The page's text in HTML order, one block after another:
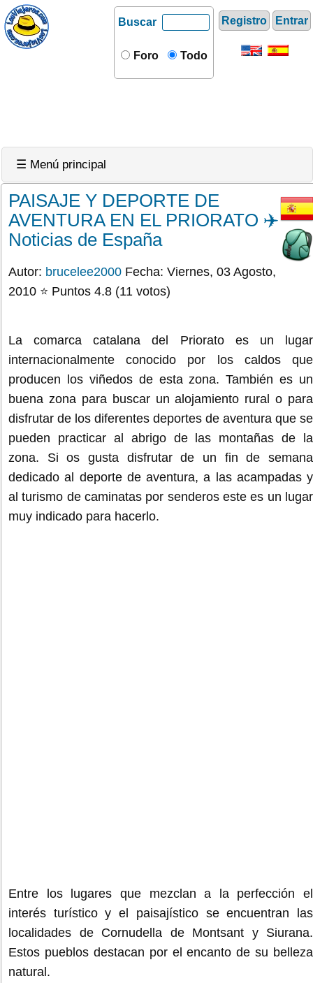
Registro Entrar
Buscar
Foro Todo
☰ Menú principal
PAISAJE Y DEPORTE DE
AVENTURA EN EL PRIORATO ✈️
Noticias de España
Autor: brucelee2000 Fecha: Viernes, 03 Agosto,
2010 ⭐ Puntos 4.8 (11 votos)
La comarca catalana del Priorato es un lugar
internacionalmente conocido por los caldos que
producen los viñedos de esta zona. También es un
buena zona para buscar un alojamiento rural o para
disfrutar de los diferentes deportes de aventura que se
pueden practicar al abrigo de las montañas de la
zona. Si os gusta disfrutar de un fin de semana
dedicado al deporte de aventura, a las acampadas y
al turismo de caminatas por senderos este es un lugar
muy indicado para hacerlo.
Entre los lugares que mezclan a la perfección el
interés turístico y el paisajístico se encuentran las
localidades de Cornudella de Montsant y Siurana.
Estos pueblos destacan por el encanto de su belleza
natural.